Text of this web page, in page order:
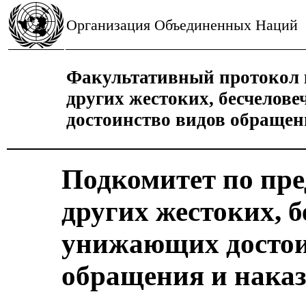
Организация Объединенных Наций
Факультативный
других жестоких,
достоинство видов
Подкомитет по
других жестоких,
унижающих
обращения и